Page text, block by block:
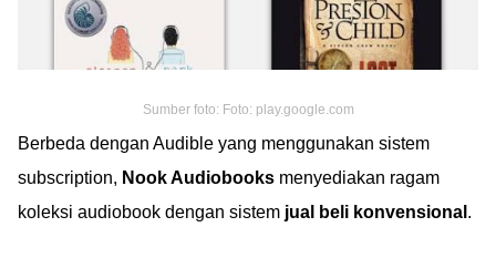
Sumber foto: Foto: play.google.com
Berbeda dengan Audible yang menggunakan sistem
subscription, Nook Audiobooks menyediakan ragam
koleksi audiobook dengan sistem jual beli konvensional .